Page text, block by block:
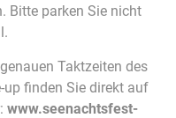
Bitte parken Sie nicht
Taktzeiten des
finden Sie direkt auf
www.seenachtsfest-